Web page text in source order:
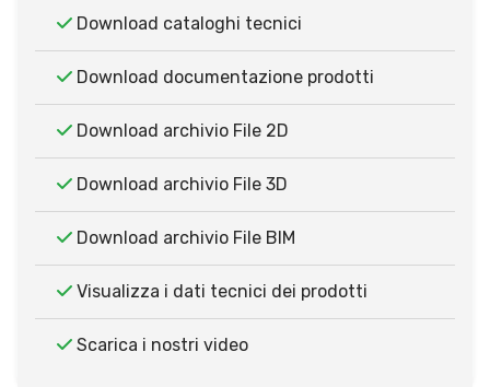
Download cataloghi tecnici
Download documentazione prodotti
Download archivio File 2D
Download archivio File 3D
Download archivio File BIM
Visualizza i dati tecnici dei prodotti
Scarica i nostri video